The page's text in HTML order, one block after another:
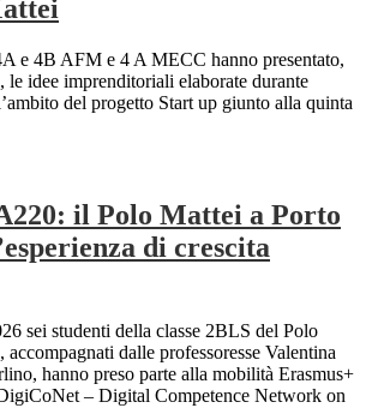
e 4B AFM e 4 A MECC hanno presentato,
le idee imprenditoriali elaborate durante
del progetto Start up giunto alla quinta
il Polo Mattei a Porto
di crescita
sei studenti della classe 2BLS del Polo
dalle professoresse Valentina
hanno preso parte alla mobilità Erasmus+
– Digital Competence Network on